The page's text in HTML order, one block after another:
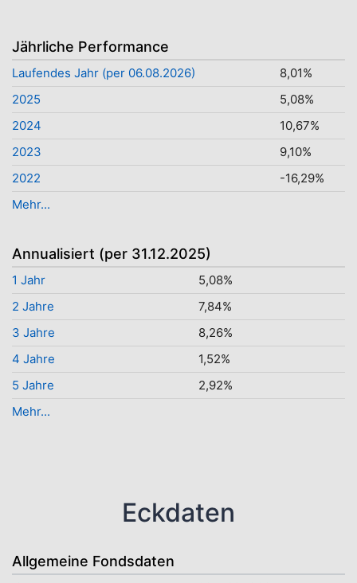
Jährliche Performance
Laufendes Jahr (per 06.08.2026)
8,01%
2025
5,08%
2024
10,67%
2023
9,10%
2022
-16,29%
Mehr...
Annualisiert (per 31.12.2025)
1 Jahr
5,08%
2 Jahre
7,84%
3 Jahre
8,26%
4 Jahre
1,52%
5 Jahre
2,92%
Mehr...
Eckdaten
Allgemeine Fondsdaten